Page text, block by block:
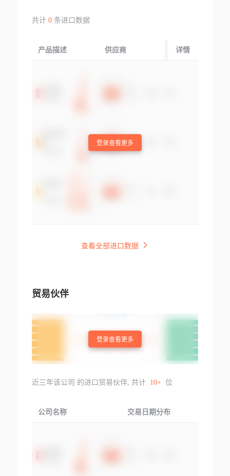
共计 0条进口数据
产品描述 供应商 起运国/地区
详情
登录查看更多
查看全部进口数据
贸易伙伴
登录查看更多
近三年该公司 的进口贸易伙伴, 共计 10+ 位
公司名称 交易日期分布